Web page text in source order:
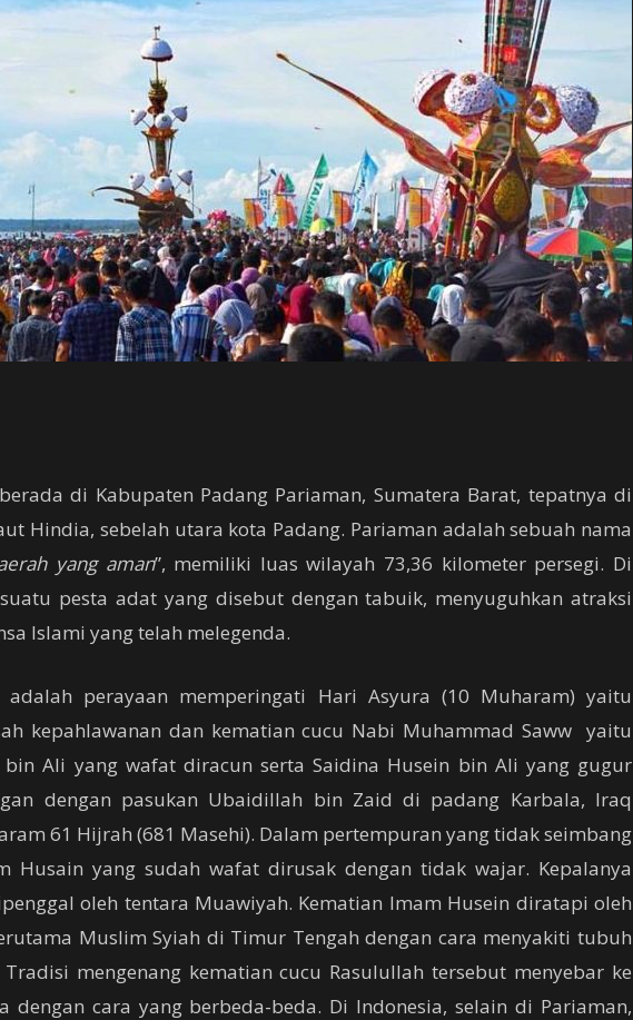
di Kabupaten Padang Pariaman, Sumatera Barat, tepatnya di
Hindia, sebelah utara kota Padang. Pariaman adalah sebuah nama
yang aman”, memiliki luas wilayah 73,36 kilometer persegi. Di
pesta adat yang disebut dengan tabuik, menyuguhkan atraksi
Islami yang telah melegenda.
adalah perayaan memperingati Hari Asyura (10 Muharam) yaitu
kepahlawanan dan kematian cucu Nabi Muhammad Saww yaitu
bin Ali yang wafat diracun serta Saidina Husein bin Ali yang gugur
dengan pasukan Ubaidillah bin Zaid di padang Karbala, Iraq
61 Hijrah (681 Masehi). Dalam pertempuran yang tidak seimbang
Husain yang sudah wafat dirusak dengan tidak wajar. Kepalanya
oleh tentara Muawiyah. Kematian Imam Husein diratapi oleh
Muslim Syiah di Timur Tengah dengan cara menyakiti tubuh
mengenang kematian cucu Rasulullah tersebut menyebar ke
dengan cara yang berbeda-beda. Di Indonesia, selain di Pariaman,